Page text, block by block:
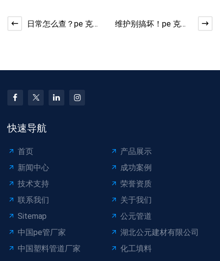
日常怎么查？pe 克拉
维护别搞坏！pe 克拉
快速导航
首页
产品展示
新闻中心
成功案例
技术支持
荣誉资质
联系我们
关于我们
Sitemap
公元管道
中国pe管厂家
湖北公元建材有限公司
中国塑料管道厂家
化工填料